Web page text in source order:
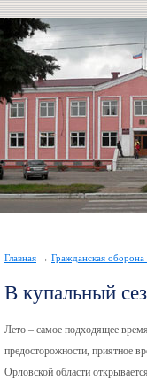
Главная → Гражданская
В купальный
Лето – самое подходящее
предосторожности, приятное
Орловской области